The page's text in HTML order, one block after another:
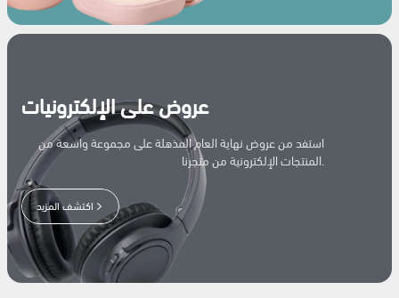
عروض على الإلكترونيات
استفد من عروض نهاية العام المذهلة على مجموعة واسعة من
المنتجات الإلكترونية من متجرنا.
اكتشف المزيد